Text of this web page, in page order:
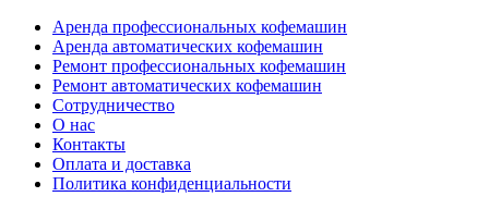
Аренда профессиональных кофемашин
Аренда автоматических кофемашин
Ремонт профессиональных кофемашин
Ремонт автоматических кофемашин
Сотрудничество
О нас
Контакты
Оплата и доставка
Политика конфиденциальности